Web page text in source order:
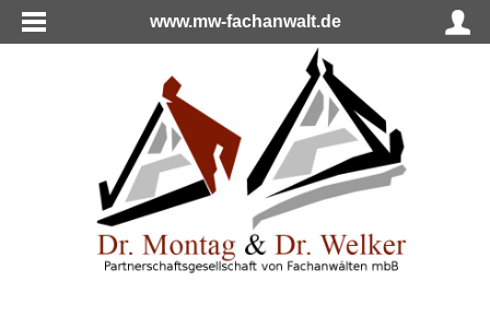
www.mw-fachanwalt.de